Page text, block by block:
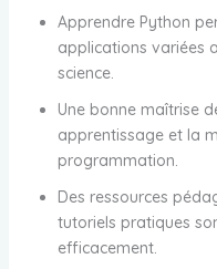
Apprendre Python
applications variées
science.
Une bonne maîtrise
apprentissage et la
programmation.
Des ressources
tutoriels pratiques
efficacement.